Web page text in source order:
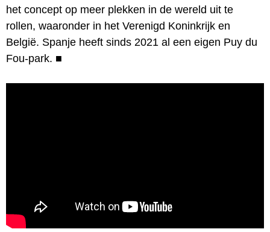
het concept op meer plekken in de wereld uit te
rollen, waaronder in het Verenigd Koninkrijk en
België. Spanje heeft sinds 2021 al een eigen Puy du
Fou-park. ■